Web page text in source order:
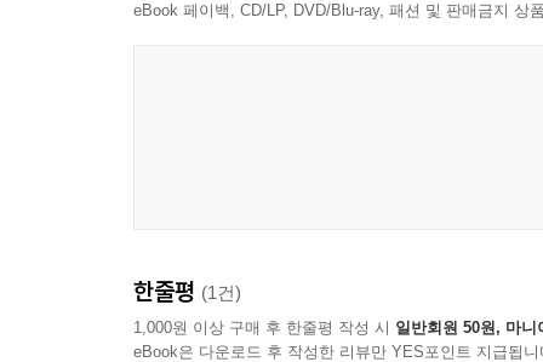
그녀는 어째서 그를 이렇게 사랑하는 것일까? 여
아직 사랑을 안 했을 때는 나도 사랑이 무엇인지 잘
eBook 페이백, CD/LP, DVD/Blu-ray, 패션 및 판매금지 상
한줄평 (1건)
1,000원 이상 구매 후 한줄평 작성 시 일반회원 50원, 마니
eBook은 다운로드 후 작성한 리뷰만 YES포인트 지급됩니